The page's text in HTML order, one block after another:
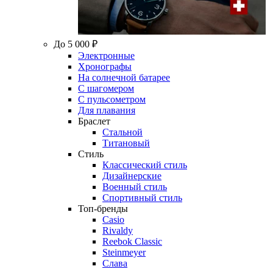
До 5 000 ₽
Электронные
Хронографы
На солнечной батарее
С шагомером
С пульсометром
Для плавания
Браслет
Стальной
Титановый
Стиль
Классический стиль
Дизайнерские
Военный стиль
Спортивный стиль
Топ-бренды
Casio
Rivaldy
Reebok Classic
Steinmeyer
Слава